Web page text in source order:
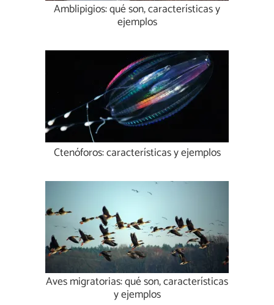
Amblipigios: qué son, características y
ejemplos
Ctenóforos: características y ejemplos
Aves migratorias: qué son, características
y ejemplos